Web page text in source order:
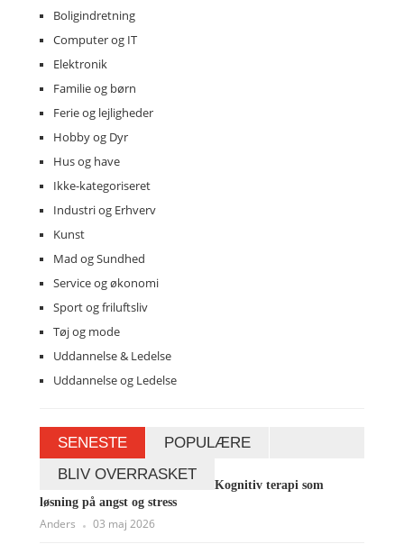
Boligindretning
Computer og IT
Elektronik
Familie og børn
Ferie og lejligheder
Hobby og Dyr
Hus og have
Ikke-kategoriseret
Industri og Erhverv
Kunst
Mad og Sundhed
Service og økonomi
Sport og friluftsliv
Tøj og mode
Uddannelse & Ledelse
Uddannelse og Ledelse
SENESTE
POPULÆRE
BLIV OVERRASKET
Kognitiv terapi som
løsning på angst og stress
Anders 03 maj 2026